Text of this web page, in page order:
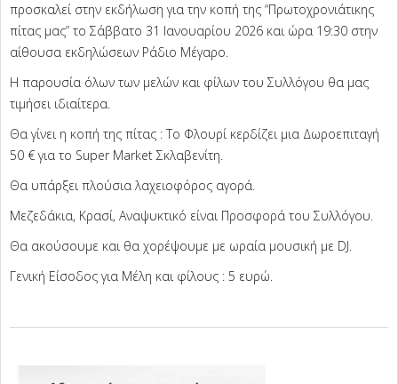
προσκαλεί στην εκδήλωση για την κοπή της “Πρωτοχρονιάτικης
πίτας μας” το Σάββατο 31 Ιανουαρίου 2026 και ώρα 19:30 στην
αίθουσα εκδηλώσεων Ράδιο Μέγαρο.
Η παρουσία όλων των μελών και φίλων του Συλλόγου θα μας
τιμήσει ιδιαίτερα.
Θα γίνει η κοπή της πίτας : Το Φλουρί κερδίζει μια Δωροεπιταγή
50 € για το Super Market Σκλαβενίτη.
Θα υπάρξει πλούσια λαχειοφόρος αγορά.
Μεζεδάκια, Κρασί, Αναψυκτικό είναι Προσφορά του Συλλόγου.
Θα ακούσουμε και θα χορέψουμε με ωραία μουσική με DJ.
Γενική Είσοδος για Μέλη και φίλους : 5 ευρώ.